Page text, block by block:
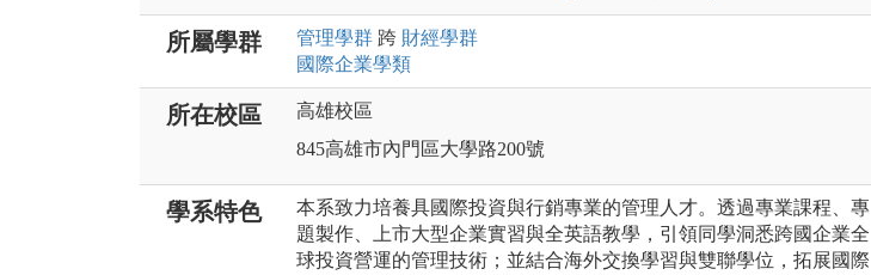
所屬學群 管理學群 跨 財經學群
國際企業學類
所在校區
高雄校區
845高雄市內門區大學路200號
學系特色
本系致力培養具國際投資與行銷專業的管理人才。透過專業課程、專
題製作、上市大型企業實習與全英語教學，引領同學洞悉跨國企業全
球投資營運的管理技術；並結合海外交換學習與雙聯學位，拓展國際